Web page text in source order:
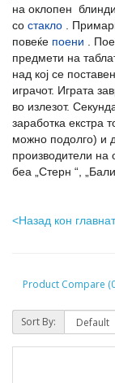
на оклопен
со стакло
повеќе поени
предмети на
над кој се
играчот. Играта
во излезот.
заработка екстра
можно подолго) и
производители на
беа
Стерн “,
<Назад кон
Product Compare
Sort By: